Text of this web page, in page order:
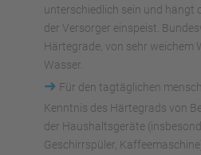
unterschiedlich sein und hängt
der Versorger einspeist.
Härtegrade, von sehr weichem
Wasser.
➜ Für den tagtäglichen
Kenntnis des Härtegrads von
der Haushaltsgeräte
Geschirrspüler,